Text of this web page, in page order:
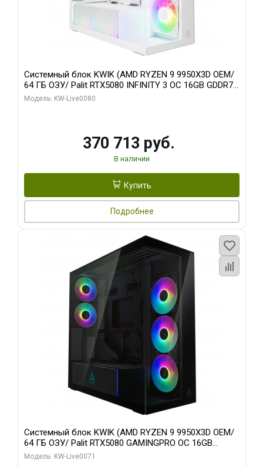
Системный блок KWIK (AMD RYZEN 9 9950X3D OEM/
64 ГБ ОЗУ/ Palit RTX5080 INFINITY 3 OC 16GB GDDR7
256bit 3xDP H/ 960 ГБ SSD)
Модель: KW-Live0080
370 713 руб.
В наличии
Купить
Подробнее
Системный блок KWIK (AMD RYZEN 9 9950X3D OEM/
64 ГБ ОЗУ/ Palit RTX5080 GAMINGPRO OC 16GB
GDDR7 256bit 3xDP HD/ 960 ГБ SSD)
Модель: KW-Live0071